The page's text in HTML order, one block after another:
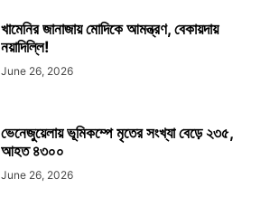
খামেনির জানাজায় মোদিকে আমন্ত্রণ, বেকায়দায়
নয়াদিল্লি!
June 26, 2026
ভেনেজুয়েলায় ভূমিকম্পে মৃতের সংখ্যা বেড়ে ২৩৫,
আহত ৪৩০০
June 26, 2026